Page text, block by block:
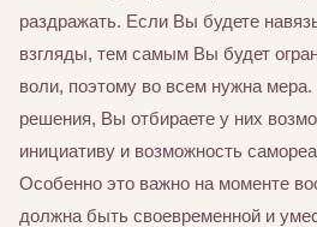
раздражать. Если Вы будете
взгляды, тем самым Вы будет
воли, поэтому во всем нужна
решения, Вы отбираете у них
инициативу и возможность
Особенно это важно на моменте
должна быть своевременной и